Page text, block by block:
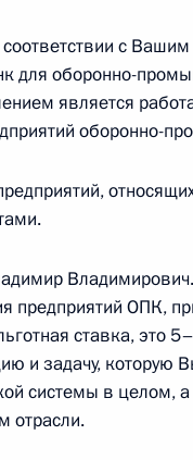
Любимовой
с
для оборонно-
является
оборонно-
предприятий ОПК,
ставка, это
и задачу, которую
системы в целом,
отрасли.